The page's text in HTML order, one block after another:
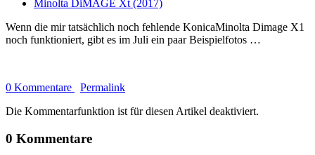
Minolta DiMAGE Xt (2017)
Wenn die mir tatsächlich noch fehlende KonicaMinolta Dimage X1
noch funktioniert, gibt es im Juli ein paar Beispielfotos …
0 Kommentare
Permalink
Die Kommentarfunktion ist für diesen Artikel deaktiviert.
0 Kommentare